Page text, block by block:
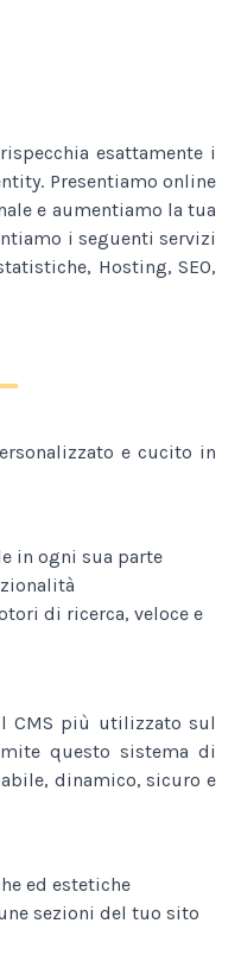
esattamente i
Presentiamo online
e aumentiamo la tua
i seguenti servizi
Hosting, SEO,
e cucito in
in ogni sua parte
di ricerca, veloce e
CMS più utilizzato sul
questo sistema di
dinamico, sicuro e
ed estetiche
sezioni del tuo sito